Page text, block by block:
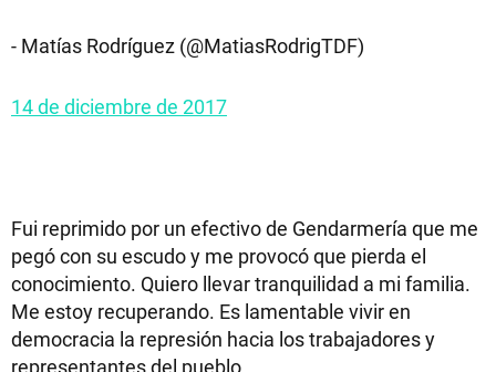
- Matías Rodríguez (@MatiasRodrigTDF)
14 de diciembre de 2017
Fui reprimido por un efectivo de Gendarmería que me
pegó con su escudo y me provocó que pierda el
conocimiento. Quiero llevar tranquilidad a mi familia.
Me estoy recuperando. Es lamentable vivir en
democracia la represión hacia los trabajadores y